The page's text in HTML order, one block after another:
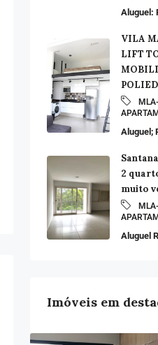
Aluguel:
VILA
LIFT
Aluguel;
2
muito
Aluguel
Imóveis em